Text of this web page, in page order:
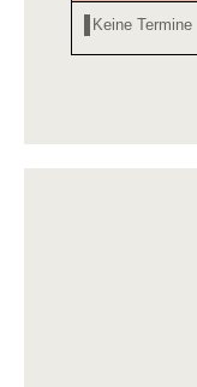
Keine Termine